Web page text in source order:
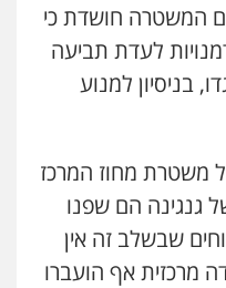
המשטרה חושדת כי
לעדת תביעה
בניסיון למנוע
משטרת מחוז המרכז
גנגינה הם שפנו
שבשלב זה אין
מרכזית אף הועברו